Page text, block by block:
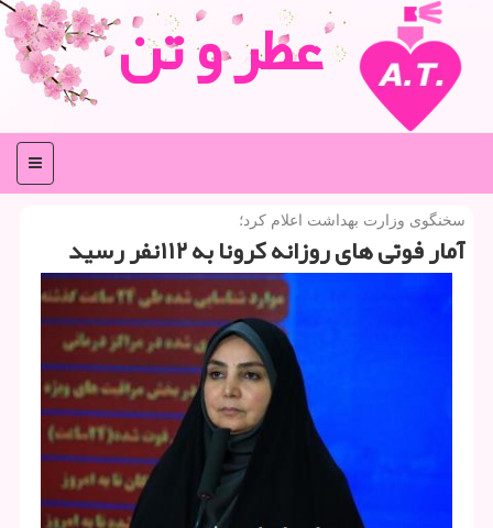
عطر و تن
منو
سخنگوی وزارت بهداشت اعلام كرد؛
آمار فوتی های روزانه كرونا به ۱۱۲نفر رسید